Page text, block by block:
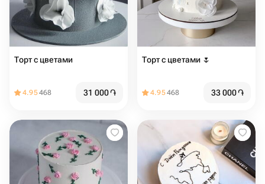
Торт с цветами
4.95468 31 000֏
Торт с цветами 🌷
4.95468 33 000֏